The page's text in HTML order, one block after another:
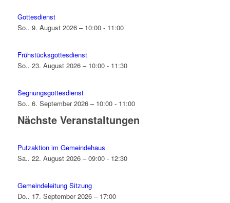
Gottesdienst
So.. 9. August 2026 – 10:00 - 11:00
Frühstücksgottesdienst
So.. 23. August 2026 – 10:00 - 11:30
Segnungsgottesdienst
So.. 6. September 2026 – 10:00 - 11:00
Nächste Veranstaltungen
Putzaktion im Gemeindehaus
Sa.. 22. August 2026 – 09:00 - 12:30
Gemeindeleitung Sitzung
Do.. 17. September 2026 – 17:00